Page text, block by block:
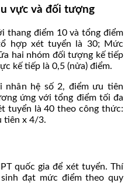
vực và đối tượng
thang điểm 10 và tổng điểm
hợp xét tuyển là 30; Mức
hai nhóm đối tượng kế tiếp
kế tiếp là 0,5 (nửa) điểm.
nhân hệ số 2, điểm ưu tiên
ứng với tổng điểm tối đa
tuyển là 40 theo công thức:
tiên x 4/3.
quốc gia để xét tuyển. Thí
đạt mức điểm theo quy